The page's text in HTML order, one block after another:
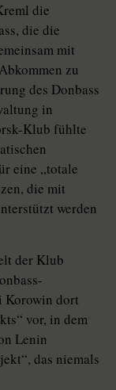
die
die die
mit
zu
des Donbass
in
Klub fühlte
eine „totale
die mit
werden
der Klub
Korowin dort
vor, in dem
Lenin
das niemals